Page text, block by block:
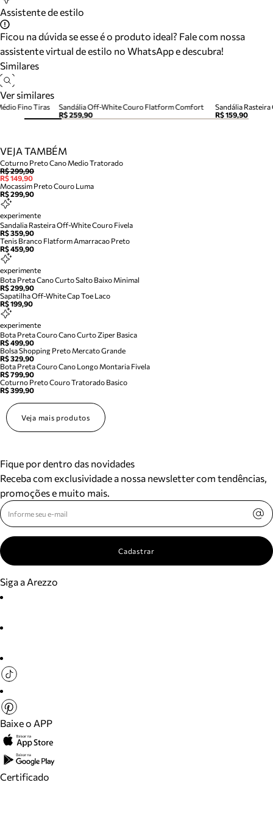
Assistente de estilo
Ficou na dúvida se esse é o produto ideal? Fale com nossa
assistente virtual de estilo no WhatsApp e descubra!
Similares
Ver similares
Sandália Off-White Couro Flatform Comfort
R$ 259,90
Sandália
R$ 159,90
Fino Tiras
VEJA TAMBÉM
Coturno Preto Cano Medio Tratorado
R$ 299,90
R$ 149,90
Mocassim Preto Couro Luma
R$ 299,90
experimente
Sandalia Rasteira Off-White Couro Fivela
R$ 359,90
Tenis Branco Flatform Amarracao Preto
R$ 459,90
experimente
Bota Preta Cano Curto Salto Baixo Minimal
R$ 299,90
Sapatilha Off-White Cap Toe Laco
R$ 199,90
experimente
Bota Preta Couro Cano Curto Ziper Basica
R$ 499,90
Bolsa Shopping Preto Mercato Grande
R$ 329,90
Bota Preta Couro Cano Longo Montaria Fivela
R$ 799,90
Coturno Preto Couro Tratorado Basico
R$ 399,90
Veja mais produtos
Fique por dentro das novidades
Receba com exclusividade a nossa newsletter com tendências,
promoções e muito mais.
Cadastrar
Siga a Arezzo
Baixe o APP
Certificado